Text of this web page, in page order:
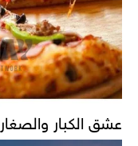
عشق الكبار